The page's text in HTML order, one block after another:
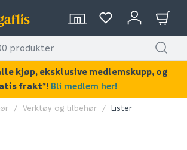
Verktøy og tilbehør Lister
kjøp, eksklusive medlemskupp, og
frakt*! Bli medlem her!